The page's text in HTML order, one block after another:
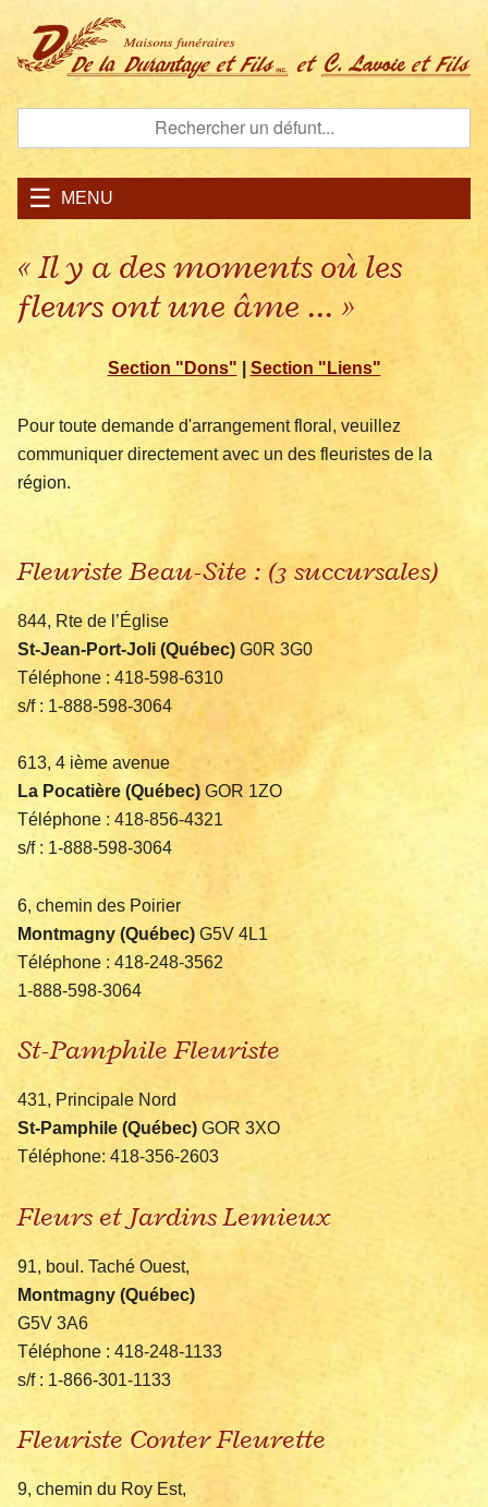
MENU
« Il y a des moments où les
fleurs ont une âme ... »
Section "Dons" Section "Liens"
Pour toute demande d'arrangement floral, veuillez
communiquer directement avec un des fleuristes de la
région.
Fleuriste Beau-Site : (3 succursales)
844, Rte de l’Église
St-Jean-Port-Joli (Québec) G0R 3G0
Téléphone : 418-598-6310
s/f : 1-888-598-3064
613, 4 ième avenue
La Pocatière (Québec) GOR 1ZO
Téléphone : 418-856-4321
s/f : 1-888-598-3064
6, chemin des Poirier
Montmagny (Québec) G5V 4L1
Téléphone : 418-248-3562
1-888-598-3064
St-Pamphile Fleuriste
431, Principale Nord
St-Pamphile (Québec) GOR 3XO
Téléphone: 418-356-2603
Fleurs et Jardins Lemieux
91, boul. Taché Ouest,
Montmagny (Québec)
G5V 3A6
Téléphone : 418-248-1133
s/f : 1-866-301-1133
Fleuriste Conter Fleurette
9, chemin du Roy Est,